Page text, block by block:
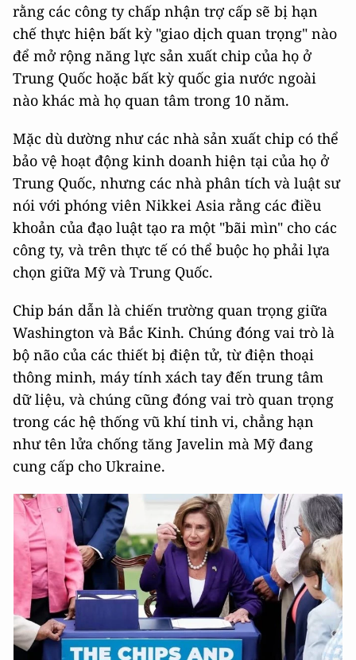
rằng các công ty chấp nhận trợ cấp sẽ bị hạn
chế thực hiện bất kỳ "giao dịch quan trọng" nào
để mở rộng năng lực sản xuất chip của họ ở
Trung Quốc hoặc bất kỳ quốc gia nước ngoài
nào khác mà họ quan tâm trong 10 năm.
Mặc dù dường như các nhà sản xuất chip có thể
bảo vệ hoạt động kinh doanh hiện tại của họ ở
Trung Quốc, nhưng các nhà phân tích và luật sư
nói với phóng viên Nikkei Asia rằng các điều
khoản của đạo luật tạo ra một "bãi mìn" cho các
công ty, và trên thực tế có thể buộc họ phải lựa
chọn giữa Mỹ và Trung Quốc.
Chip bán dẫn là chiến trường quan trọng giữa
Washington và Bắc Kinh. Chúng đóng vai trò là
bộ não của các thiết bị điện tử, từ điện thoại
thông minh, máy tính xách tay đến trung tâm
dữ liệu, và chúng cũng đóng vai trò quan trọng
trong các hệ thống vũ khí tinh vi, chẳng hạn
như tên lửa chống tăng Javelin mà Mỹ đang
cung cấp cho Ukraine.